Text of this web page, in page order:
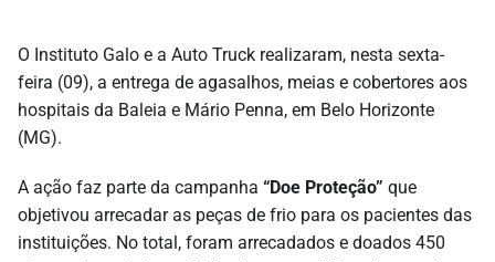
O Instituto Galo e a Auto Truck realizaram, nesta sexta-
feira (09), a entrega de agasalhos, meias e cobertores aos
hospitais da Baleia e Mário Penna, em Belo Horizonte
(MG).
A ação faz parte da campanha “Doe Proteção” que
objetivou arrecadar as peças de frio para os pacientes das
instituições. No total, foram arrecadados e doados 450